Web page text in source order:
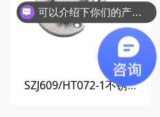
SZJ609/HT072-1不锈钢铰链
可以介绍下你们的产品么？